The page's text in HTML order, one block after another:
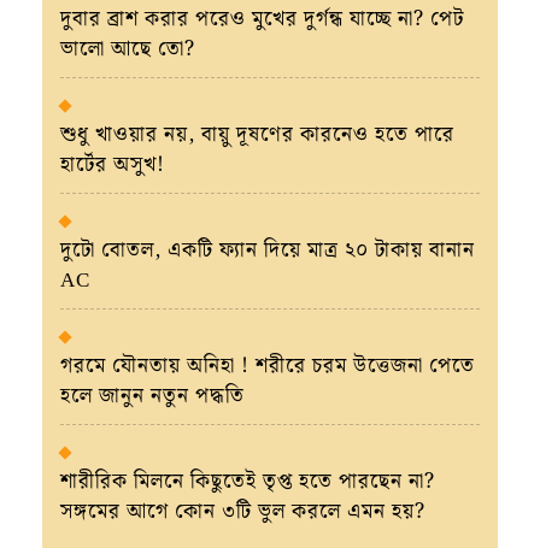
দুবার ব্রাশ করার পরেও মুখের দুর্গন্ধ যাচ্ছে না? পেট
ভালো আছে তো?
শুধু খাওয়ার নয়, বায়ু দূষণের কারনেও হতে পারে
হার্টের অসুখ!
দুটো বোতল, একটি ফ্যান দিয়ে মাত্র ২০ টাকায় বানান
AC
গরমে যৌনতায় অনিহা ! শরীরে চরম উত্তেজনা পেতে
হলে জানুন নতুন পদ্ধতি
শারীরিক মিলনে কিছুতেই তৃপ্ত হতে পারছেন না?
সঙ্গমের আগে কোন ৩টি ভুল করলে এমন হয়?